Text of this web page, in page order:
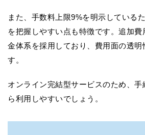
また、手数料上限9%を明示している
を把握しやすい点も特徴です。追加
金体系を採用しており、費用面の透明
す。
オンライン完結型サービスのため、
ら利用しやすいでしょう。